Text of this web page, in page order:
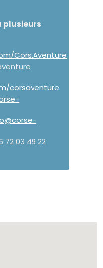
plusieurs
Cors.Aventure
corsaventure
72 03 49 22